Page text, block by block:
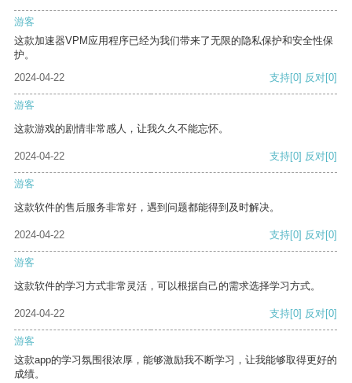
游客
这款加速器VPM应用程序已经为我们带来了无限的隐私保护和安全性保
护。
2024-04-22
支持[0] 反对[0]
游客
这款游戏的剧情非常感人，让我久久不能忘怀。
2024-04-22 支持[0] 反对[0]
游客
这款软件的售后服务非常好，遇到问题都能得到及时解决。
2024-04-22 支持[0] 反对[0]
游客
这款软件的学习方式非常灵活，可以根据自己的需求选择学习方式。
2024-04-22 支持[0] 反对[0]
游客
这款app的学习氛围很浓厚，能够激励我不断学习，让我能够取得更好的
成绩。